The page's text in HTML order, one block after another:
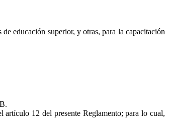
educación superior, y otras, para la capacitación
artículo 12 del presente Reglamento; para lo cual,